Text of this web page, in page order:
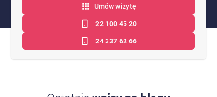
Umów wizytę
22 100 45 20
24 337 62 66